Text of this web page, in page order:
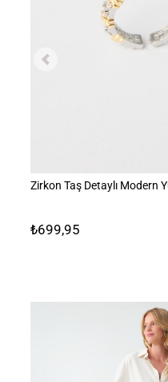
Zirkon Taş Detaylı Modern
₺699,95